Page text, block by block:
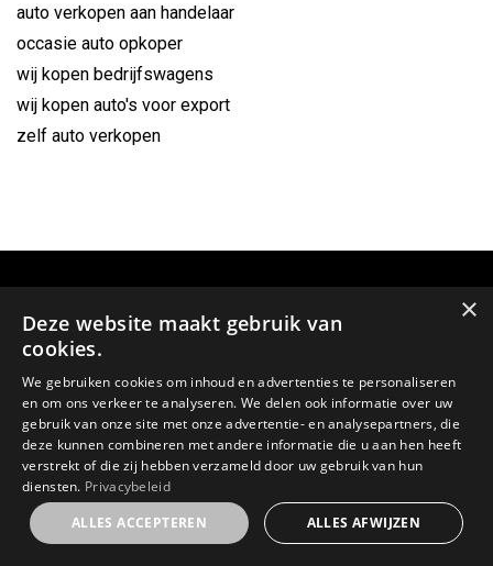
auto verkopen aan handelaar
occasie auto opkoper
wij kopen bedrijfswagens
wij kopen auto's voor export
zelf auto verkopen
GSM:
0478 64 59 23
×
Deze website maakt gebruik van
cookies.
We gebruiken cookies om inhoud en advertenties te personaliseren
en om ons verkeer te analyseren. We delen ook informatie over uw
gebruik van onze site met onze advertentie- en analysepartners, die
deze kunnen combineren met andere informatie die u aan hen heeft
verstrekt of die zij hebben verzameld door uw gebruik van hun
diensten. Privacybeleid
ALLES ACCEPTEREN
ALLES AFWIJZEN